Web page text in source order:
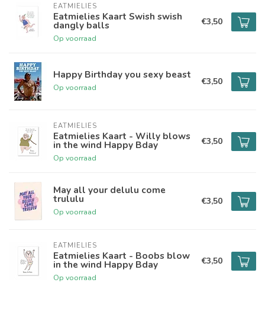
EATMIELIES
Eatmielies Kaart Swish swish
dangly balls
Op voorraad
€3,50
Happy Birthday you sexy beast
Op voorraad
€3,50
EATMIELIES
Eatmielies Kaart - Willy blows
in the wind Happy Bday
Op voorraad
€3,50
May all your delulu come
trululu
Op voorraad
€3,50
EATMIELIES
Eatmielies Kaart - Boobs blow
in the wind Happy Bday
Op voorraad
€3,50